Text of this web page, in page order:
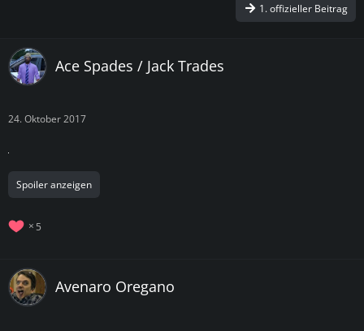
1. offizieller Beitrag
Ace Spades / Jack Trades
24. Oktober 2017
Spoiler anzeigen
5
Avenaro Oregano